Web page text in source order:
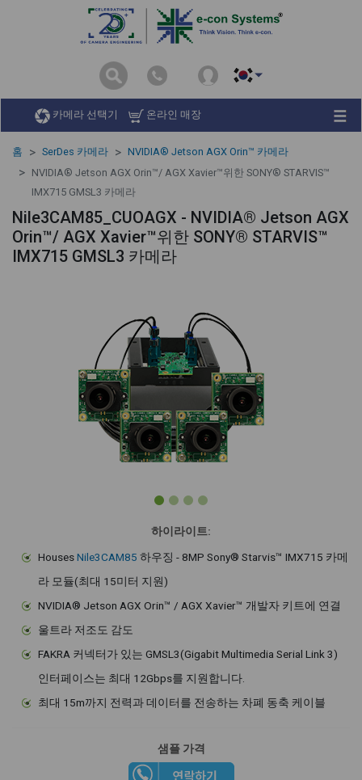
카메라 선택기 온라인 매장
홈 SerDes 카메라
NVIDIA® Jetson AGX Orin™ 카메라
NVIDIA® Jetson AGX Orin™/ AGX Xavier™위한 SONY® STARVIS™
IMX715 GMSL3 카메라
Nile3CAM85_CUOAGX - NVIDIA® Jetson AGX
Orin™/ AGX Xavier™위한 SONY® STARVIS™
IMX715 GMSL3 카메라
하이라이트:
HousesNile3CAM85 하우징 - 8MP Sony® Starvis™ IMX715 카메
라 모듈(최대 15미터 지원)
NVIDIA® Jetson AGX Orin™ / AGX Xavier™ 개발자 키트에 연결
울트라 저조도 감도
FAKRA 커넥터가 있는 GMSL3(Gigabit Multimedia Serial Link 3)
인터페이스는 최대 12Gbps를 지원합니다.
최대 15m까지 전력과 데이터를 전송하는 차폐 동축 케이블
샘플 가격